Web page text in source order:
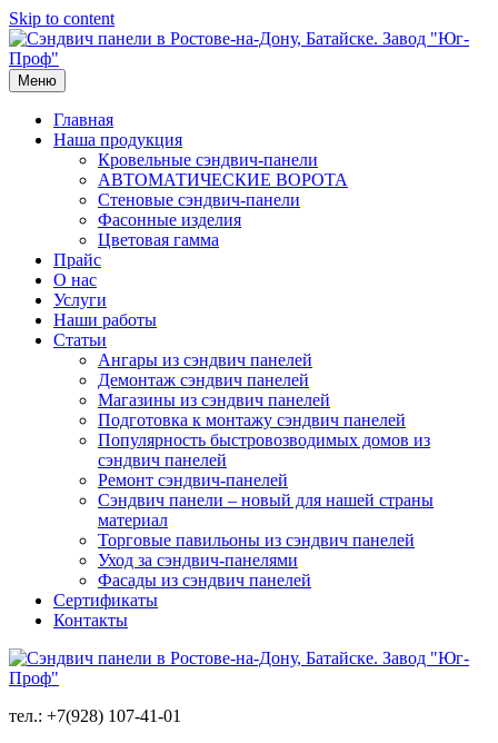
Skip to content
Меню
Главная
Наша продукция
Кровельные сэндвич-панели
АВТОМАТИЧЕСКИЕ ВОРОТА
Стеновые сэндвич-панели
Фасонные изделия
Цветовая гамма
Прайс
О нас
Услуги
Наши работы
Статьи
Ангары из сэндвич панелей
Демонтаж сэндвич панелей
Магазины из сэндвич панелей
Подготовка к монтажу сэндвич панелей
Популярность быстровозводимых домов из
сэндвич панелей
Ремонт сэндвич-панелей
Сэндвич панели – новый для нашей страны
материал
Торговые павильоны из сэндвич панелей
Уход за сэндвич-панелями
Фасады из сэндвич панелей
Сертификаты
Контакты
тел.: +7(928) 107-41-01